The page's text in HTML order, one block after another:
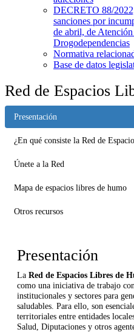
DECRETO 88/
sanciones por
de abril, de
Drogodependencias
Normativa
Base de datos
Red de Espacios
Presentación
¿En qué consiste la Red de
Únete a la Red
Mapa de espacios libres de humo
Otros recursos
Presentación
La Red de Espacios Libres de
como una iniciativa de trabajo
institucionales y sectores para
saludables. Para ello, son
territoriales entre entidades
Salud, Diputaciones y otros